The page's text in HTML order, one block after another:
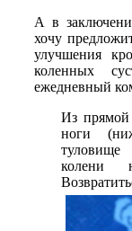
А в
хочу
улучшения
коленных
ежедневный
Из прямой
ноги
туловище
колени